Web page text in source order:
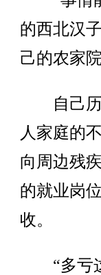
的西北汉
己的农家
自己历
人家庭的
向周边残
的就业岗
收。
“多亏这